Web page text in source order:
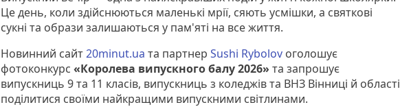
Це день, коли здійснюються маленькі мрії, сяють усмішки, а святкові
сукні та образи залишаються у пам'яті на все життя.
Новинний сайт20minut.ua та партнерSushi Rybolov оголошує
фотоконкурс«Королева випускного балу 2026» та запрошує
випускниць 9 та 11 класів, випускниць з коледжів та ВНЗ Вінниці й області
поділитися своїми найкращими випускними світлинами.